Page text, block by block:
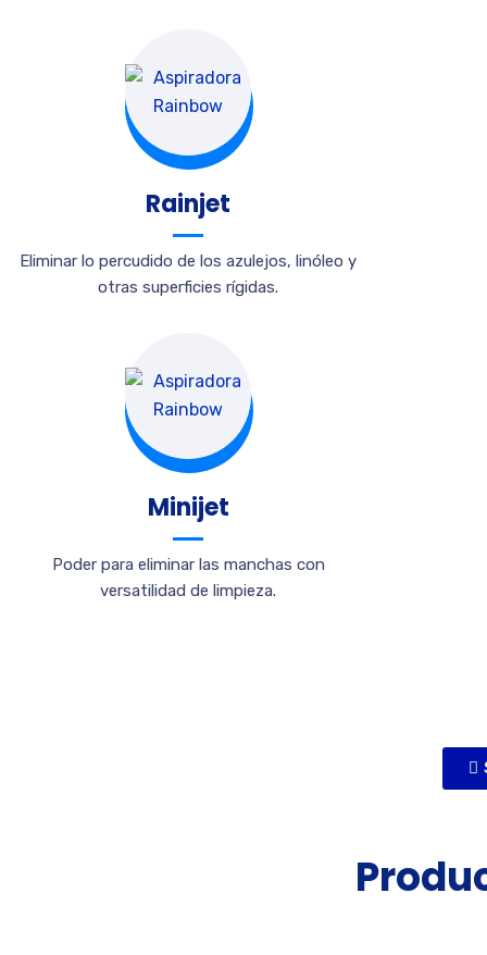
Rainjet
Eliminar lo percudido de los azulejos, linóleo y
otras superficies rígidas.
Minijet
Poder para eliminar las manchas con
versatilidad de limpieza.